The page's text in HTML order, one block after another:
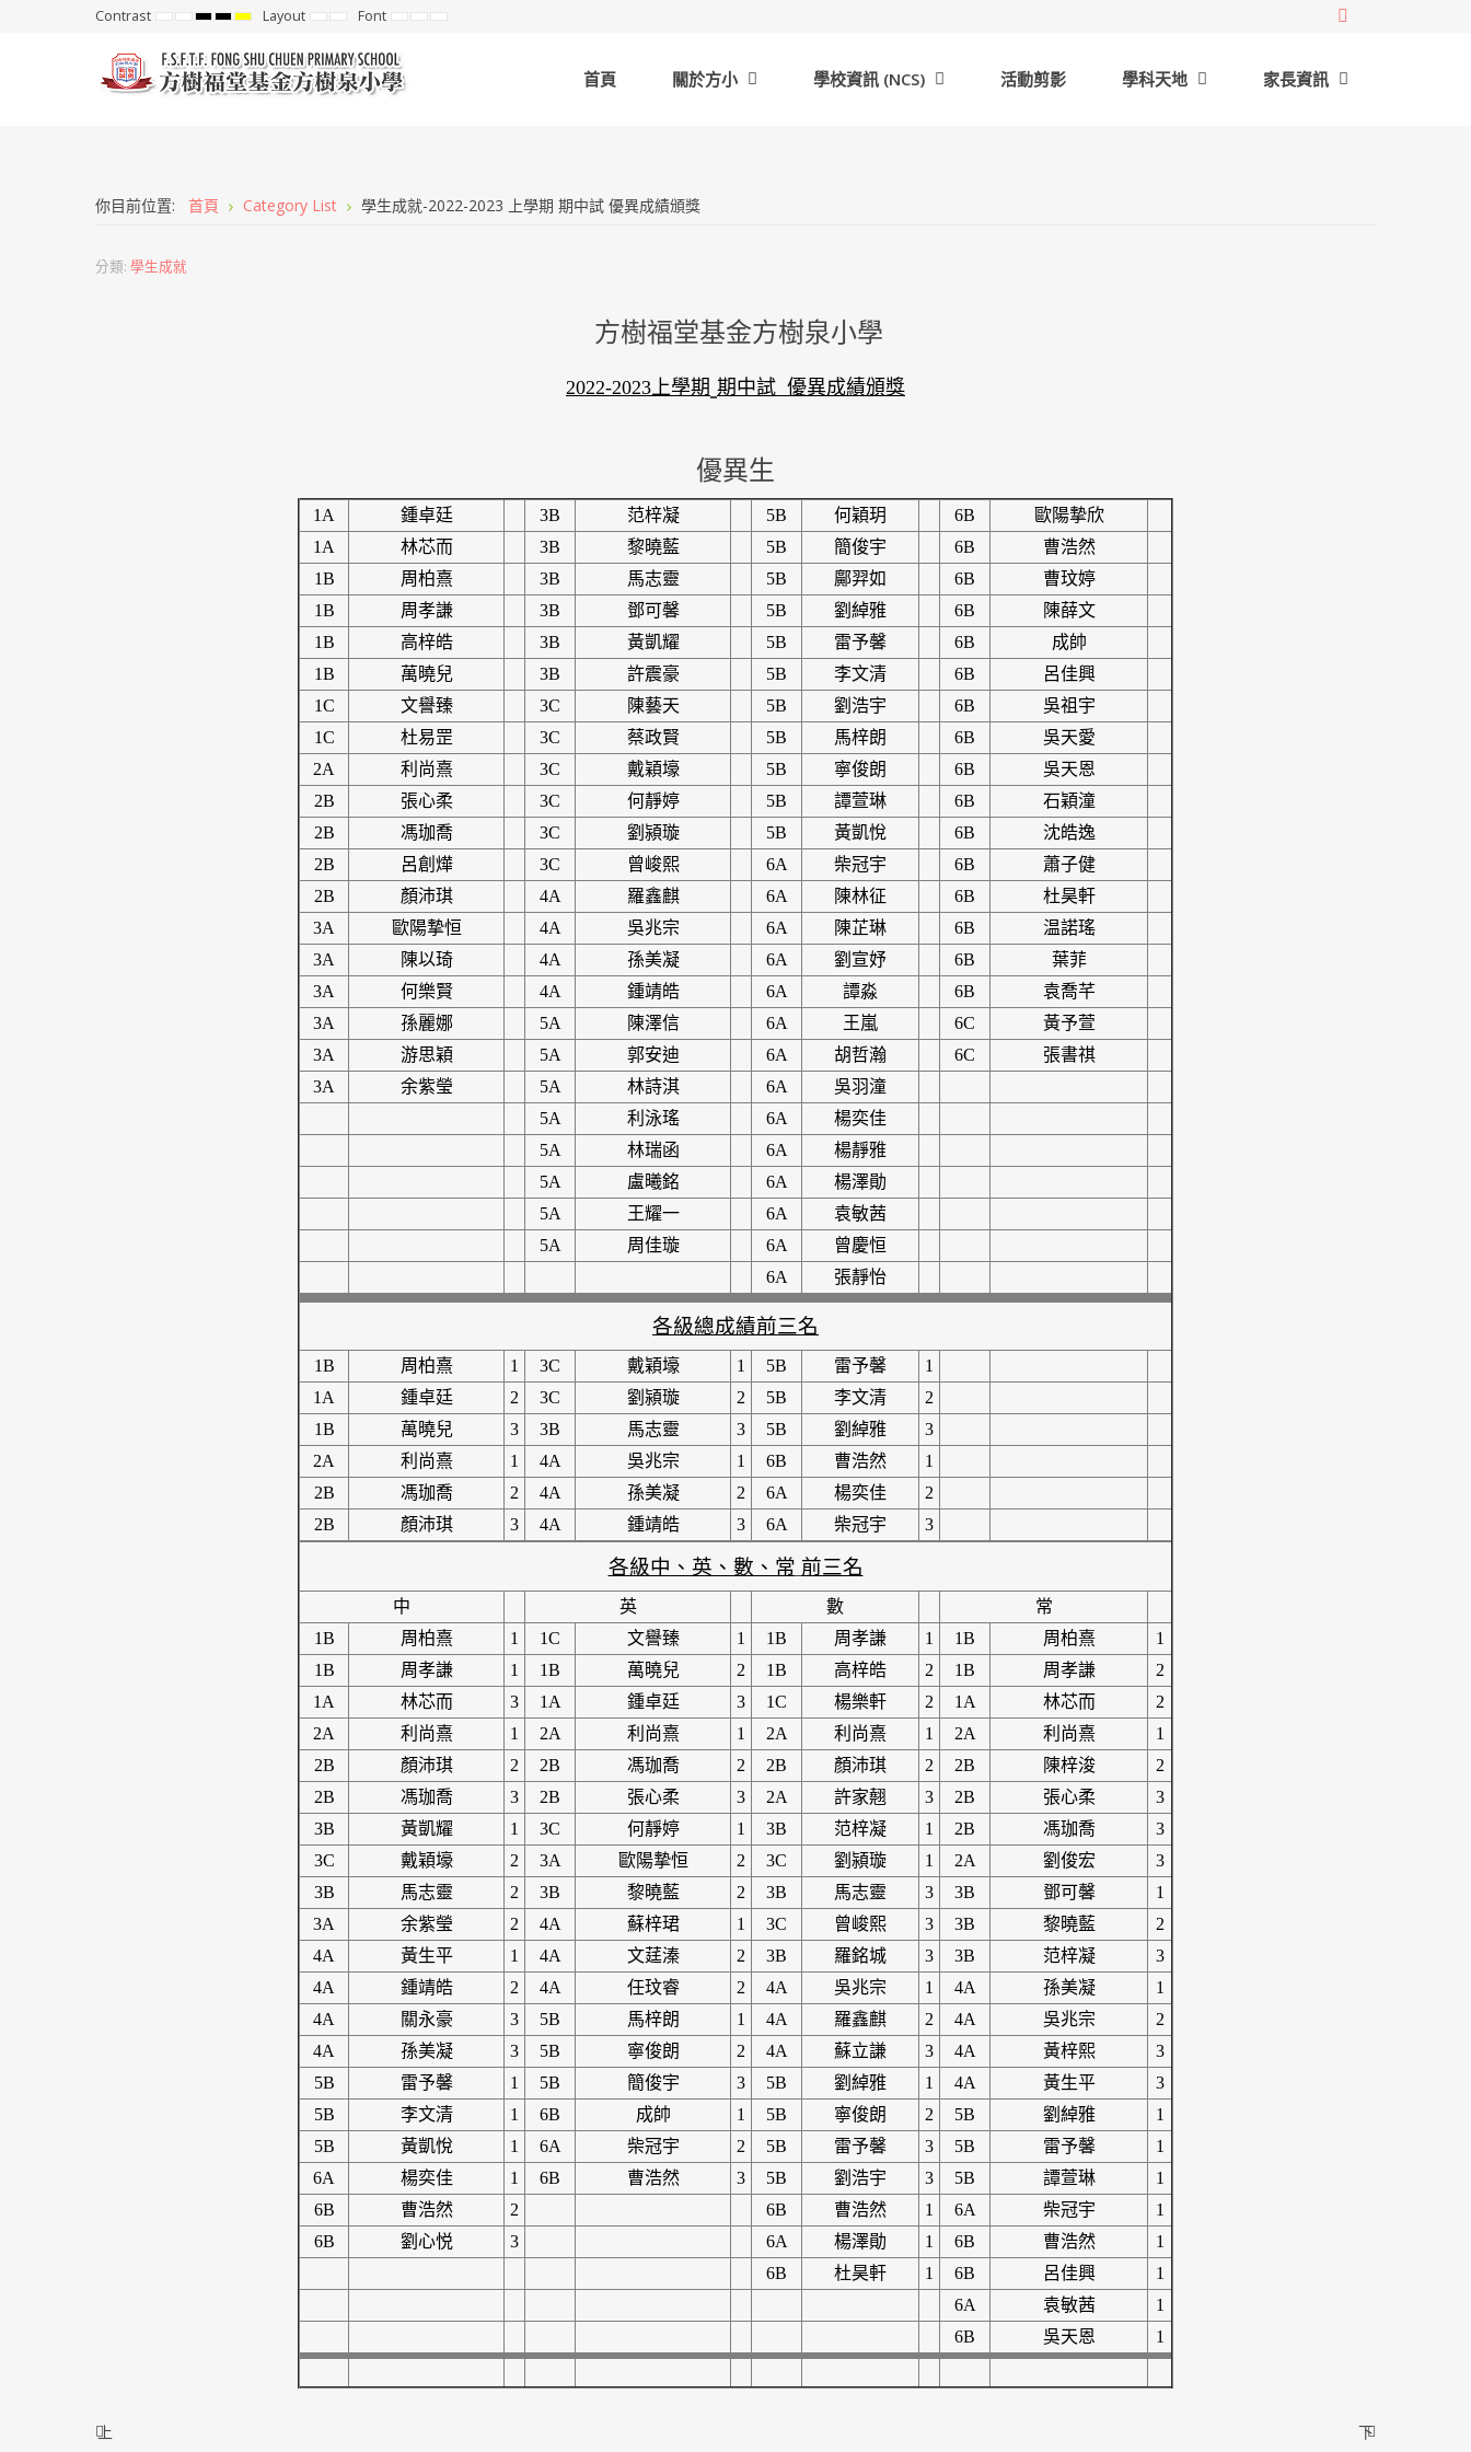
Contrast Default
NightHigh
White
mode
High
Yellow
mode
High
Black
mode
Layout FixedWideFont SetSetSet
首頁 關於方小 學校資訊 (NCS) 活動剪影 學科天地 家長資訊
你目前位置: 首頁 Category List 學生成就-2022-2023 上學期 期中試 優異成績頒獎
分類: 學生成就
方樹福堂基金方樹泉小學
2022-2023上學期 期中試 優異成績頒獎
優異生
1A 鍾卓廷 3B 范梓凝 5B 何穎玥 6B
歐陽摯欣
1A
林芯而 3B 黎曉藍 5B 簡俊宇 6B
曹浩然
1B
周柏熹 3B 馬志靈 5B 鄺羿如 6B
曹玟婷
1B
周孝謙 3B 鄧可馨 5B 劉綽雅 6B
陳薛文
1B
高梓皓 3B 黃凱耀 5B 雷予馨 6B
成帥
1B
萬曉兒 3B 許震豪 5B 李文清 6B
呂佳興
1C
文譽臻 3C 陳藝天 5B 劉浩宇 6B
吳祖宇
1C
杜易罡 3C 蔡政賢 5B 馬梓朗 6B
吳天愛
2A
利尚熹 3C 戴穎壕 5B 寧俊朗 6B
吳天恩
2B
張心柔 3C 何靜婷 5B 譚萱琳 6B
石穎潼
2B
馮珈喬 3C 劉潁璇 5B 黃凱悅 6B
沈皓逸
2B
呂創燁 3C 曾峻熙 6A 柴冠宇 6B
蕭子健
2B
顏沛琪 4A 羅鑫麒 6A 陳林征 6B
杜昊軒
3A
歐陽摯恒 4A 吳兆宗 6A 陳芷琳 6B
温諾瑤
3A
陳以琦 4A 孫美凝 6A 劉宣妤 6B
葉菲
3A
何樂賢 4A 鍾靖皓 6A 譚淼 6B
袁喬芊
3A
孫麗娜 5A 陳澤信 6A 王嵐 6C
黃予萱
3A
游思穎 5A 郭安迪 6A 胡哲瀚 6C
張書祺
3A
余紫瑩 5A 林詩淇 6A
吳羽潼
5A
利泳瑤 6A
楊奕佳
5A
林瑞函 6A
楊靜雅
5A
盧曦銘 6A
楊澤勛
5A
王耀一 6A
袁敏茜
5A
周佳璇 6A
曾慶恒
6A
張靜怡
各級總成績前三名
1B 周柏熹 1 3C 戴穎壕 1 5B 雷予馨
1
1A
鍾卓廷 2 3C 劉潁璇 2 5B 李文清
2
1B
萬曉兒 3 3B 馬志靈 3 5B 劉綽雅
3
2A
利尚熹 1 4A 吳兆宗 1 6B 曹浩然
1
2B
馮珈喬 2 4A 孫美凝 2 6A 楊奕佳
2
2B
顏沛琪 3 4A 鍾靖皓 3 6A 柴冠宇 3
各級中、英、數、常 前三名
中 英 數
常
1B
周柏熹 1 1C 文譽臻 1 1B 周孝謙 1 1B 周柏熹
1
1B
周孝謙 1 1B 萬曉兒 2 1B 高梓皓 2 1B 周孝謙
2
1A
林芯而 3 1A 鍾卓廷 3 1C 楊樂軒 2 1A 林芯而
2
2A
利尚熹 1 2A 利尚熹 1 2A 利尚熹 1 2A 利尚熹
1
2B
顏沛琪 2 2B 馮珈喬 2 2B 顏沛琪 2 2B 陳梓浚
2
2B
馮珈喬 3 2B 張心柔 3 2A 許家翹 3 2B 張心柔
3
3B
黃凱耀 1 3C 何靜婷 1 3B 范梓凝 1 2B 馮珈喬
3
3C
戴穎壕 2 3A 歐陽摯恒 2 3C 劉潁璇 1 2A 劉俊宏
3
3B
馬志靈 2 3B 黎曉藍 2 3B 馬志靈 3 3B 鄧可馨
1
3A
余紫瑩 2 4A 蘇梓珺 1 3C 曾峻熙 3 3B 黎曉藍
2
4A
黃生平 1 4A 文莛溱 2 3B 羅銘城 3 3B 范梓凝
3
4A
鍾靖皓 2 4A 任玟睿 2 4A 吳兆宗 1 4A 孫美凝
1
4A
關永豪 3 5B 馬梓朗 1 4A 羅鑫麒 2 4A 吳兆宗
2
4A
孫美凝 3 5B 寧俊朗 2 4A 蘇立謙 3 4A 黃梓熙
3
5B
雷予馨 1 5B 簡俊宇 3 5B 劉綽雅 1 4A 黃生平
3
5B
李文清 1 6B 成帥 1 5B 寧俊朗 2 5B 劉綽雅
1
5B
黃凱悅 1 6A 柴冠宇 2 5B 雷予馨 3 5B 雷予馨
1
6A
楊奕佳 1 6B 曹浩然 3 5B 劉浩宇 3 5B 譚萱琳
1
6B
曹浩然 2 6B 曹浩然 1 6A 柴冠宇
1
6B
劉心悦 3 6A 楊澤勛 1 6B 曹浩然
1
6B
杜昊軒 1 6B 呂佳興
1
6A
袁敏茜
1
6B
吳天恩 1
上
下